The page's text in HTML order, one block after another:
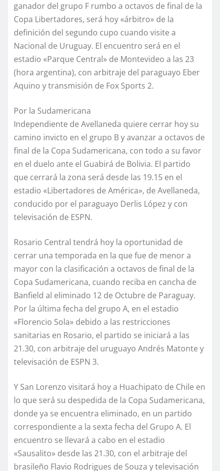
ganador del grupo F rumbo a octavos de final de la
Copa Libertadores, será hoy «árbitro» de la
definición del segundo cupo cuando visite a
Nacional de Uruguay. El encuentro será en el
estadio «Parque Central» de Montevideo a las 23
(hora argentina), con arbitraje del paraguayo Eber
Aquino y transmisión de Fox Sports 2.
Por la Sudamericana
Independiente de Avellaneda quiere cerrar hoy su
camino invicto en el grupo B y avanzar a octavos de
final de la Copa Sudamericana, con todo a su favor
en el duelo ante el Guabirá de Bolivia. El partido
que cerrará la zona será desde las 19.15 en el
estadio «Libertadores de América», de Avellaneda,
conducido por el paraguayo Derlis López y con
televisación de ESPN.
Rosario Central tendrá hoy la oportunidad de
cerrar una temporada en la que fue de menor a
mayor con la clasificación a octavos de final de la
Copa Sudamericana, cuando reciba en cancha de
Banfield al eliminado 12 de Octubre de Paraguay.
Por la última fecha del grupo A, en el estadio
«Florencio Sola» debido a las restricciones
sanitarias en Rosario, el partido se iniciará a las
21.30, con arbitraje del uruguayo Andrés Matonte y
televisación de ESPN 3.
Y San Lorenzo visitará hoy a Huachipato de Chile en
lo que será su despedida de la Copa Sudamericana,
donde ya se encuentra eliminado, en un partido
correspondiente a la sexta fecha del Grupo A. El
encuentro se llevará a cabo en el estadio
«Sausalito» desde las 21.30, con el arbitraje del
brasileño Flavio Rodrigues de Souza y televisación